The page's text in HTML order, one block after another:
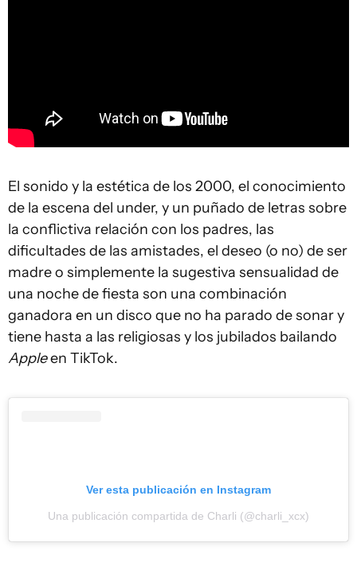
El sonido y la estética de los 2000, el conocimiento
de la escena del under, y un puñado de letras sobre
la conflictiva relación con los padres, las
dificultades de las amistades, el deseo (o no) de ser
madre o simplemente la sugestiva sensualidad de
una noche de fiesta son una combinación
ganadora en un disco que no ha parado de sonar y
tiene hasta a las religiosas y los jubilados bailando
Appleen TikTok.
Ver esta publicación en Instagram
Una publicación compartida de Charli (@charli_xcx)